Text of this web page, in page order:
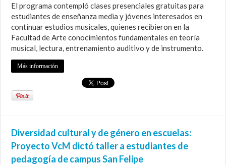
El programa contempló clases presenciales gratuitas para
estudiantes de enseñanza media y jóvenes interesados en
continuar estudios musicales, quienes recibieron en la
Facultad de Arte conocimientos fundamentales en teoría
musical, lectura, entrenamiento auditivo y de instrumento.
Más información
Diversidad cultural y de género en escuelas:
Proyecto VcM dictó taller a estudiantes de
pedagogía de campus San Felipe